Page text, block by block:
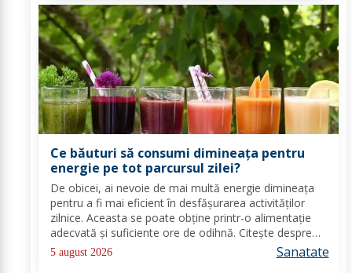
Ce băuturi să consumi dimineața pentru
energie pe tot parcursul zilei?
De obicei, ai nevoie de mai multă energie dimineața
pentru a fi mai eficient în desfășurarea activităților
zilnice. Aceasta se poate obține printr-o alimentație
adecvată și suficiente ore de odihnă. Citește despre
băuturile care pot oferi energie dimineața. În general,
oamenii aleg să bea cafea...
5 august 2026 Sanatate